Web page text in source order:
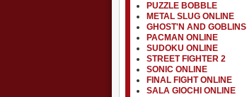
PUZZLE BOBBLE
METAL SLUG ONLINE
GHOST'N AND GOBLINS
PACMAN ONLINE
SUDOKU ONLINE
STREET FIGHTER 2
SONIC ONLINE
FINAL FIGHT ONLINE
SALA GIOCHI ONLINE